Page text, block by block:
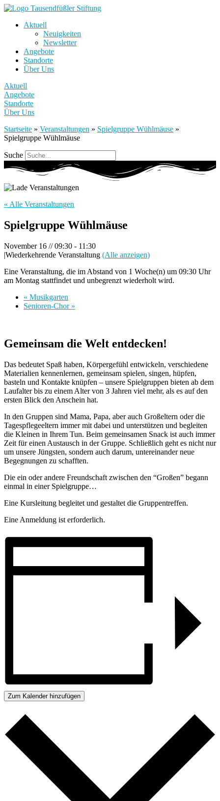
Aktuell
Neuigkeiten
Newsletter
Angebote
Standorte
Über Uns
Aktuell
Angebote
Standorte
Über Uns
Startseite » Veranstaltungen » Spielgruppe Wühlmäuse »
Spielgruppe Wühlmäuse
Suche
« Alle Veranstaltungen
Spielgruppe Wühlmäuse
November 16 // 09:30 - 11:30
|Wiederkehrende Veranstaltung (Alle anzeigen)
Eine Veranstaltung, die im Abstand von 1 Woche(n) um 09:30 Uhr
am Montag stattfindet und unbegrenzt wiederholt wird.
« Musikgarten
Senioren-Chor »
Gemeinsam die Welt entdecken!
Das bedeutet Spaß haben, Körpergefühl entwickeln, verschiedene
Materialien kennenlernen, gemeinsam spielen, singen, hüpfen,
basteln und Kontakte knüpfen – unsere Spielgruppen bieten ab dem
Laufalter bis zu einem Alter von 3 Jahren viel mehr, als es auf den
ersten Blick den Anschein hat.
In den Gruppen sind Mama, Papa, aber auch Großeltern oder die
Tagespflegeeltern immer mit dabei und unterstützen und begleiten
die Kleinen in Ihrem Tun. Beim gemeinsamen Snack ist auch immer
Zeit für einen Austausch in der Gruppe. Schließlich geht es nicht nur
um unsere Jüngsten, sondern auch darum, untereinander neue
Begegnungen zu schafften.
Die ein oder andere Freundschaft zwischen den “Großen” begann
einmal in einer Spielgruppe…
Eine Kursleitung begleitet und gestaltet die Gruppentreffen.
Eine Anmeldung ist erforderlich.
Zum Kalender hinzufügen